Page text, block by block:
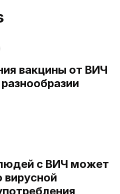
вакцины от ВИЧ
с ВИЧ может
вирусной